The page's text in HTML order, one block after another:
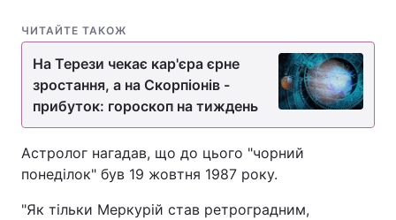
ЧИТАЙТЕ ТАКОЖ
На Терези чекає кар'єра єрне
зростання, а на Скорпіонів -
прибуток: гороскоп на тиждень
Астролог нагадав, що до цього "чорний
понеділок" був 19 жовтня 1987 року.
"Як тільки Меркурій став ретроградним,